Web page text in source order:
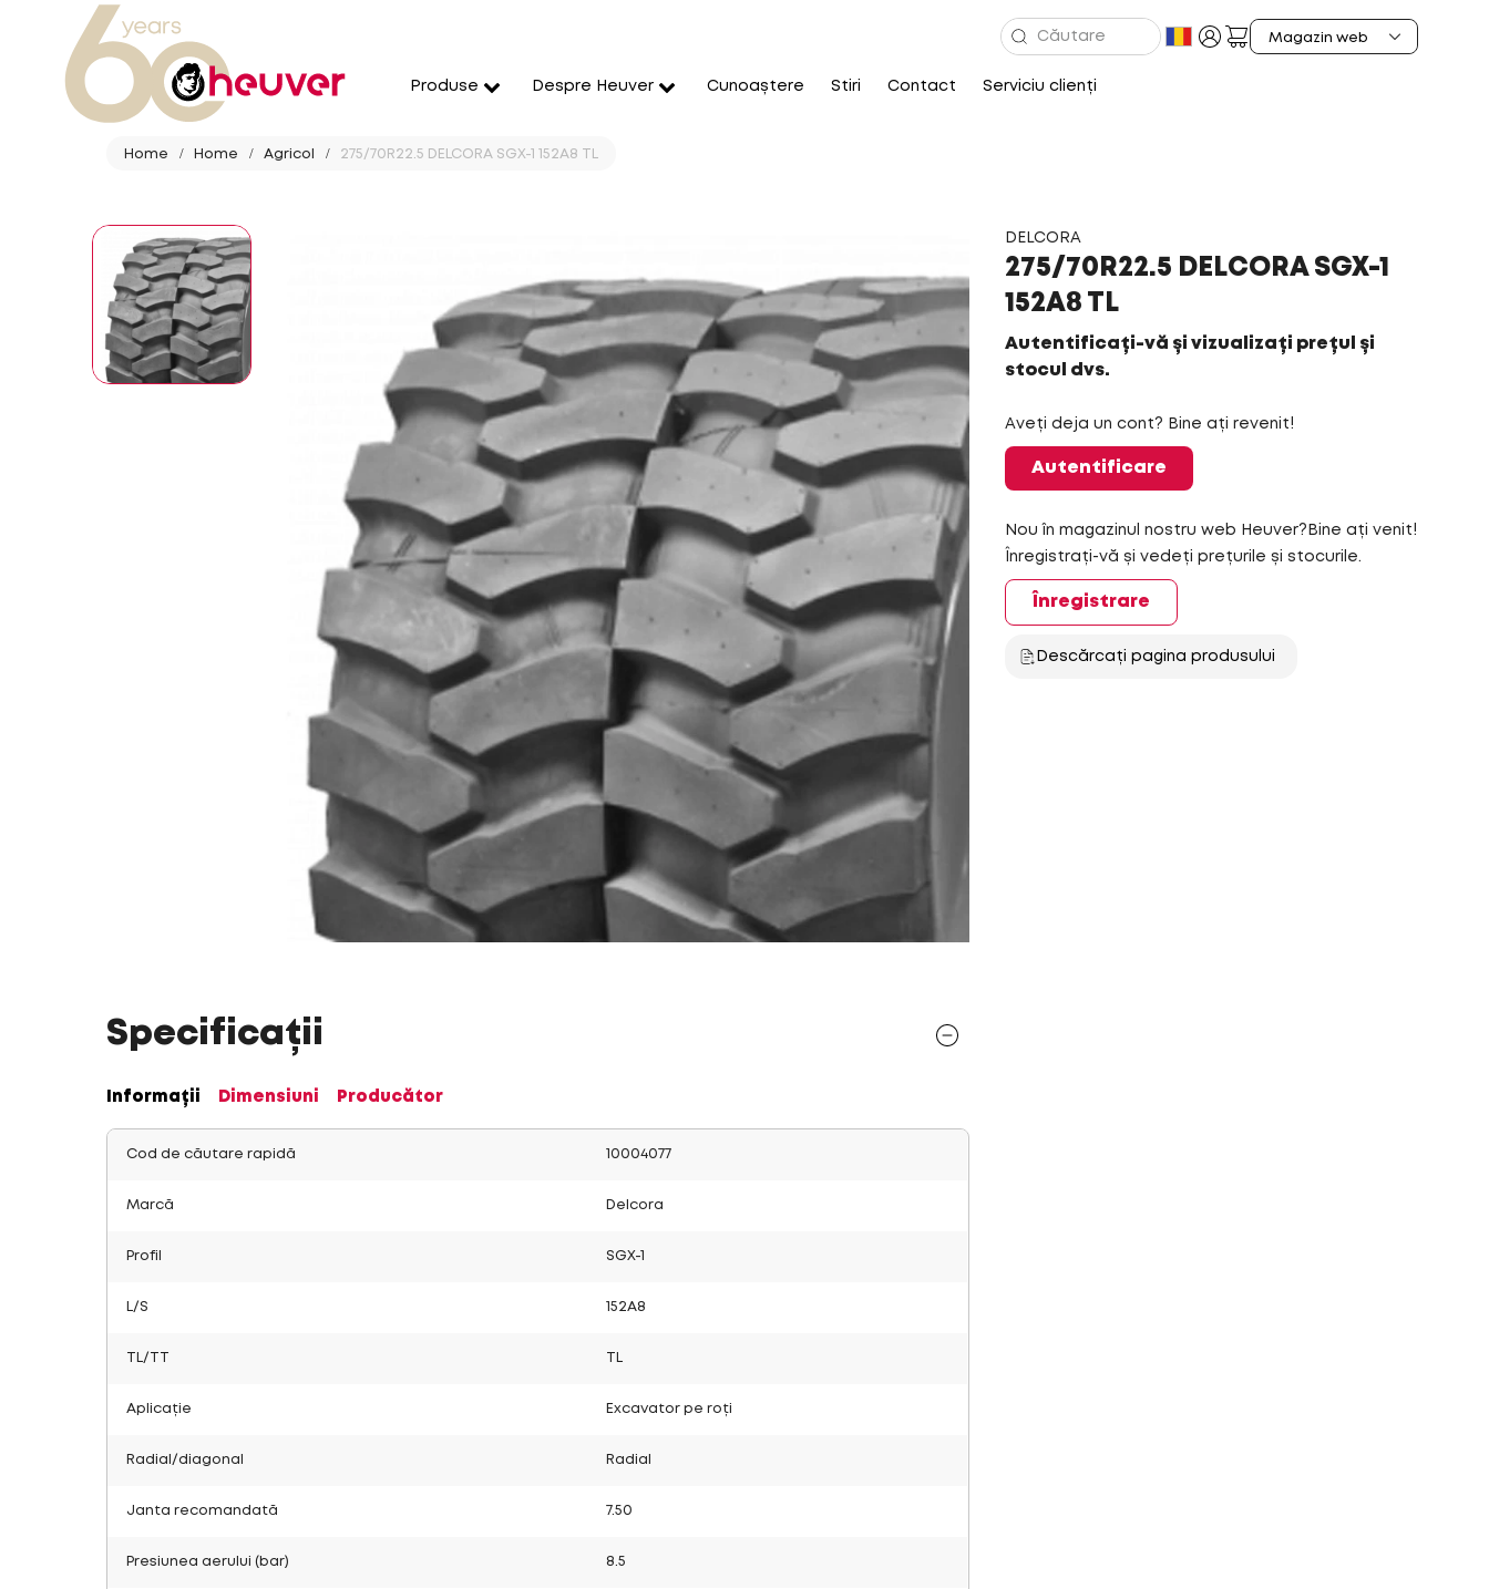
Produse Despre Heuver Cunoaștere Stiri Contact Serviciu clienți
Home Home Agricol 275/70R22.5 DELCORA SGX-1 152A8 TL
DELCORA
275/70R22.5 DELCORA SGX-1
152A8 TL
Autentificați-vă și vizualizați prețul și
stocul dvs.
Aveți deja un cont? Bine ați revenit!
Autentificare
Nou în magazinul nostru web Heuver?Bine ați venit!
Înregistrați-vă și vedeți prețurile și stocurile.
Înregistrare
Descărcați pagina produsului
Specificații
Informații Dimensiuni Producător
Cod de căutare rapidă 10004077
Marcă Delcora
Profil SGX-1
L/S 152A8
TL/TT
Aplicație Excavator pe roți
Radial/diagonal Radial
Janta recomandată 7.50
Presiunea aerului (bar) 8.5